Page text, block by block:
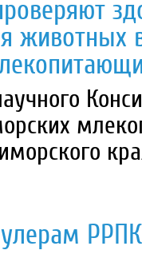
животных